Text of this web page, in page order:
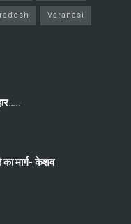
Varanasi
का मार्ग- केशव